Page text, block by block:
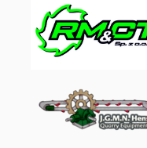
Prensa De
Prensa De Mesa
Prensa De Montaje
Prensa De Papel